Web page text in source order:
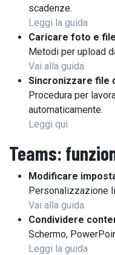
scadenze.
Leggi la guida
Caricare foto e
Metodi per upload
Vai alla guida
Sincronizzare file
Procedura per
automaticamente.
Leggi qui
Teams:
Modificare
Personalizzazione
Vai alla guida
Condividere
Schermo,
Leggi la guida